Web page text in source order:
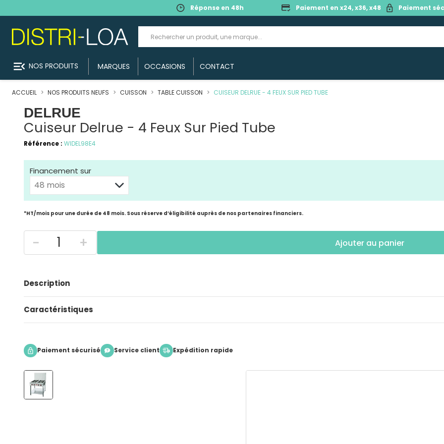
Réponse en 48h Paiement en x24, x36, x48 Paiement
menu_open NOS PRODUITS MARQUES OCCASIONS CONTACT
ACCUEIL NOS PRODUITS NEUFS CUISSON TABLE CUISSON CUISEUR DELRUE - 4 FEUX SUR PIED TUBE
DELRUE
Cuiseur Delrue - 4 Feux Sur Pied Tube
Référence : WIDEL98E4
Financement sur
*HT/mois pour une durée de 48 mois. Sous réserve d’éligibilité auprès de nos partenaires financiers.
- + Ajouter au panier
Description
Caractéristiques
Paiement sécurisé Service client Expédition rapide